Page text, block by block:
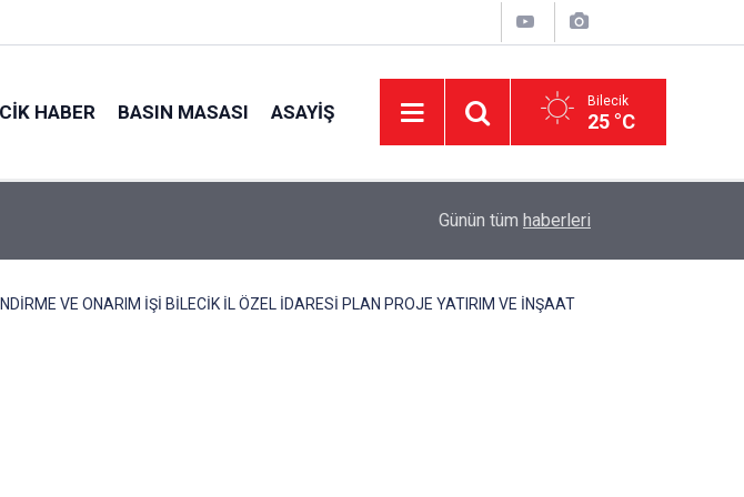
HABER BASIN MASASI ASAYIŞ Bilecik
25 °C
Gölpazarı'nda Camiler Arası Bilgi Yarışması
Günün tüm haberleri
VE ONARIM İŞİ BİLECİK İL ÖZEL İDARESİ PLAN PROJE YATIRIM VE İNŞAAT